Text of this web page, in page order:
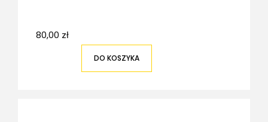
80,00 zł
DO KOSZYKA